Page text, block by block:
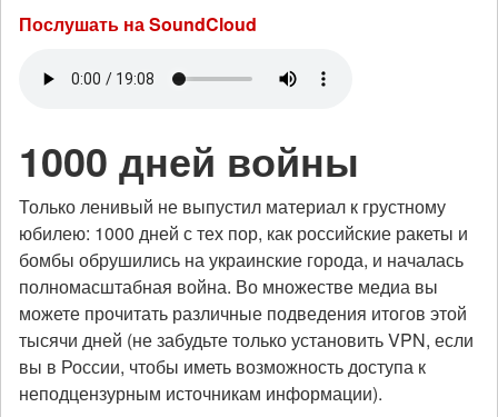
Послушать на SoundCloud
1000 дней войны
Только ленивый не выпустил материал к грустному
юбилею: 1000 дней с тех пор, как российские ракеты и
бомбы обрушились на украинские города, и началась
полномасштабная война. Во множестве медиа вы
можете прочитать различные подведения итогов этой
тысячи дней (не забудьте только установить VPN, если
вы в России, чтобы иметь возможность доступа к
неподцензурным источникам информации).